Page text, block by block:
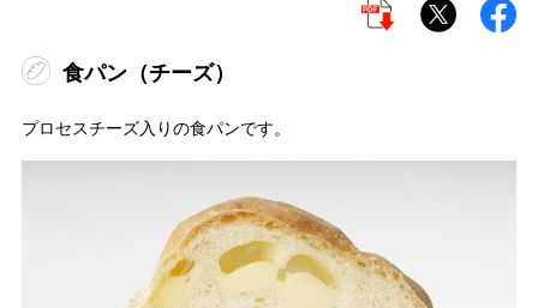
食パン（チーズ）
プロセスチーズ入りの食パンです。